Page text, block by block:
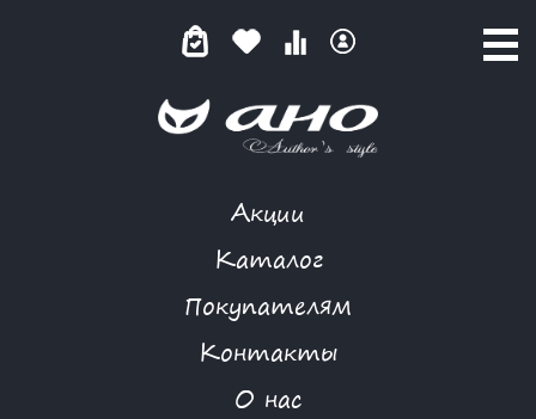
Акции
Каталог
Покупателям
Контакты
О нас
КОМБИНЕЗОН